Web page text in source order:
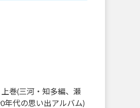
巻(三河・知多編、瀬
年代の思い出アルバム)